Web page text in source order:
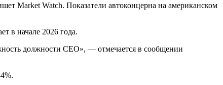
Market Watch. Показатели автоконцерна на американском
в начале 2026 года.
должности CEO», — отмечается в сообщении